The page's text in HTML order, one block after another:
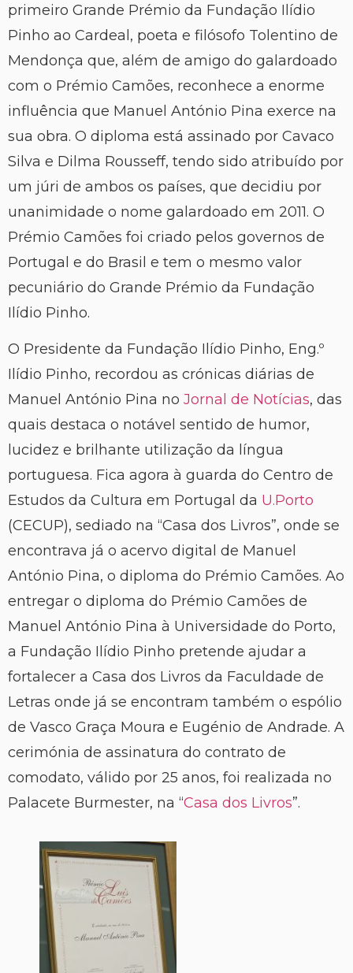
primeiro Grande Prémio da Fundação Ilídio
Pinho ao Cardeal, poeta e filósofo Tolentino de
Mendonça que, além de amigo do galardoado
com o Prémio Camões, reconhece a enorme
influência que Manuel António Pina exerce na
sua obra. O diploma está assinado por Cavaco
Silva e Dilma Rousseff, tendo sido atribuído por
um júri de ambos os países, que decidiu por
unanimidade o nome galardoado em 2011. O
Prémio Camões foi criado pelos governos de
Portugal e do Brasil e tem o mesmo valor
pecuniário do Grande Prémio da Fundação
Ilídio Pinho.
O Presidente da Fundação Ilídio Pinho, Eng.º
Ilídio Pinho, recordou as crónicas diárias de
Manuel António Pina no Jornal de Notícias, das
quais destaca o notável sentido de humor,
lucidez e brilhante utilização da língua
portuguesa. Fica agora à guarda do Centro de
Estudos da Cultura em Portugal da U.Porto
(CECUP), sediado na “Casa dos Livros”, onde se
encontrava já o acervo digital de Manuel
António Pina, o diploma do Prémio Camões. Ao
entregar o diploma do Prémio Camões de
Manuel António Pina à Universidade do Porto,
a Fundação Ilídio Pinho pretende ajudar a
fortalecer a Casa dos Livros da Faculdade de
Letras onde já se encontram também o espólio
de Vasco Graça Moura e Eugénio de Andrade. A
cerimónia de assinatura do contrato de
comodato, válido por 25 anos, foi realizada no
Palacete Burmester, na “Casa dos Livros”.